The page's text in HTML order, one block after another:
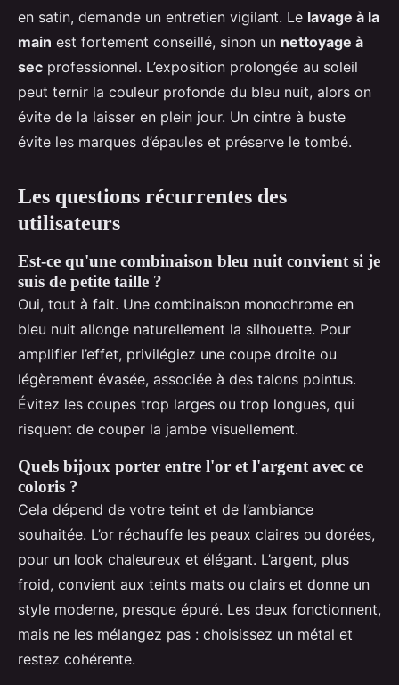
en satin, demande un entretien vigilant. Le lavage à la
main est fortement conseillé, sinon un nettoyage à
sec professionnel. L’exposition prolongée au soleil
peut ternir la couleur profonde du bleu nuit, alors on
évite de la laisser en plein jour. Un cintre à buste
évite les marques d’épaules et préserve le tombé.
Les questions récurrentes des
utilisateurs
Est-ce qu'une combinaison bleu nuit convient si je
suis de petite taille ?
Oui, tout à fait. Une combinaison monochrome en
bleu nuit allonge naturellement la silhouette. Pour
amplifier l’effet, privilégiez une coupe droite ou
légèrement évasée, associée à des talons pointus.
Évitez les coupes trop larges ou trop longues, qui
risquent de couper la jambe visuellement.
Quels bijoux porter entre l'or et l'argent avec ce
coloris ?
Cela dépend de votre teint et de l’ambiance
souhaitée. L’or réchauffe les peaux claires ou dorées,
pour un look chaleureux et élégant. L’argent, plus
froid, convient aux teints mats ou clairs et donne un
style moderne, presque épuré. Les deux fonctionnent,
mais ne les mélangez pas : choisissez un métal et
restez cohérente.